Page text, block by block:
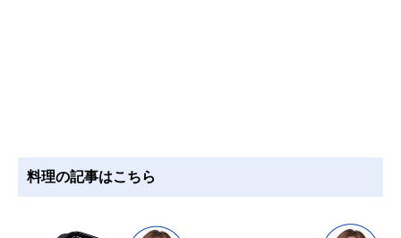
料理の記事はこちら